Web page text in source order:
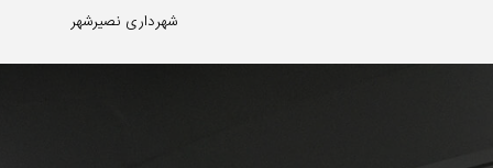
شهرداری نصیرشهر